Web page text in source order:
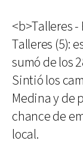
<b>Talleres
Talleres (5):
sumó de los
Sintió los
Medina y de
chance de
local.